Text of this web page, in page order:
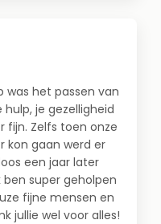
was het passen van
je gezelligheid
fijn. Zelfs toen onze
kon gaan werd er
een jaar later
ben super geholpen
fijne mensen en
jullie wel voor alles!